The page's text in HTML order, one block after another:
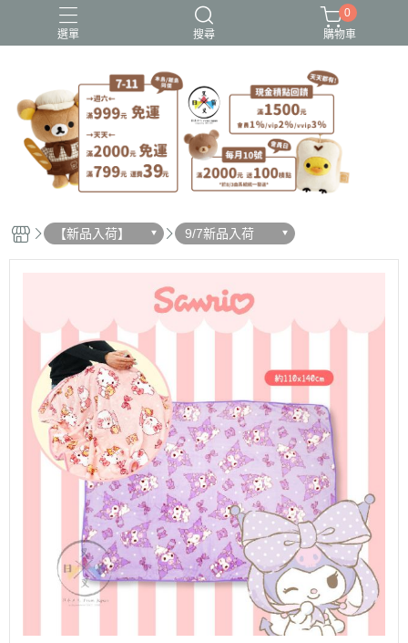
選單 搜尋
史努比歐拉夫 吉伊卡哇 憂傷馬戲團
拉拉熊
迪士尼-玩具總動員
0
購物車
【新品入荷】 9/7新品入荷